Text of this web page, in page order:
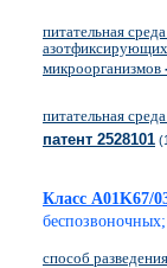
питательная
микроорганизмов
питательная
патент 2528101
Класс A01K67/
способ